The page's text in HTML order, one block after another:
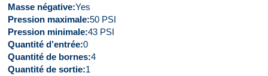
Masse négative Yes
Pression maximale 50 PSI
Pression minimale 43 PSI
Quantité d’entrée 0
Quantité de bornes 4
Quantité de sortie 1